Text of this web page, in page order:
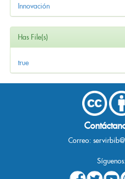
Innovación
Has File(s)
true
Correo:
Síguenos: